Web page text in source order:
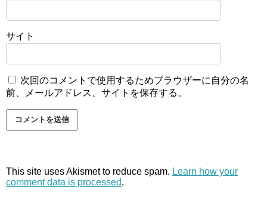
サイト
次回のコメントで使用するためブラウザーに自分の名
前、メールアドレス、サイトを保存する。
This site uses Akismet to reduce spam. Learn how your
comment data is processed.